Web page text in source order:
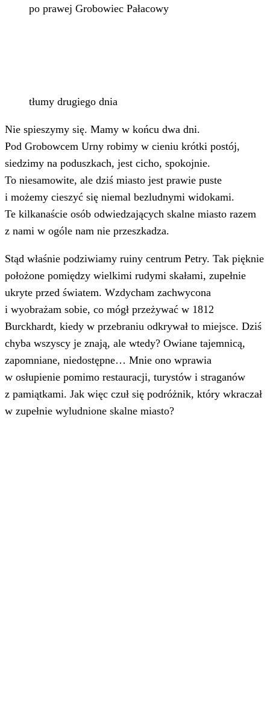
po prawej Grobowiec Pałacowy
tłumy drugiego dnia
Nie spieszymy się. Mamy w końcu dwa dni.
Pod Grobowcem Urny robimy w cieniu krótki postój,
siedzimy na poduszkach, jest cicho, spokojnie.
To niesamowite, ale dziś miasto jest prawie puste
i możemy cieszyć się niemal bezludnymi widokami.
Te kilkanaście osób odwiedzających skalne miasto razem
z nami w ogóle nam nie przeszkadza.
Stąd właśnie podziwiamy ruiny centrum Petry. Tak pięknie
położone pomiędzy wielkimi rudymi skałami, zupełnie
ukryte przed światem. Wzdycham zachwycona
i wyobrażam sobie, co mógł przeżywać w 1812
Burckhardt, kiedy w przebraniu odkrywał to miejsce. Dziś
chyba wszyscy je znają, ale wtedy? Owiane tajemnicą,
zapomniane, niedostępne… Mnie ono wprawia
w osłupienie pomimo restauracji, turystów i straganów
z pamiątkami. Jak więc czuł się podróżnik, który wkraczał
w zupełnie wyludnione skalne miasto?